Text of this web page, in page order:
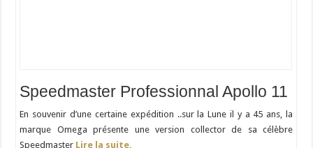
Speedmaster Professionnal Apollo 11
En souvenir d’une certaine expédition ..sur la Lune il y a 45 ans, la
marque Omega présente une version collector de sa célèbre
Speedmaster Lire la suite.